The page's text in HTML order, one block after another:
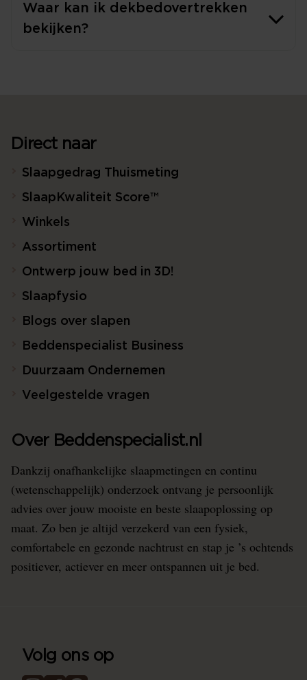
Waar kan ik dekbedovertrekken
bekijken?
Direct naar
Slaapgedrag Thuismeting
SlaapKwaliteit Score™
Winkels
Assortiment
Ontwerp jouw bed in 3D!
Slaapfysio
Blogs over slapen
Beddenspecialist Business
Duurzaam Ondernemen
Veelgestelde vragen
Over Beddenspecialist.nl
Dankzij onafhankelijke slaapmetingen en continu
(wetenschappelijk) onderzoek ontvang je persoonlijk
advies over jouw mooiste en beste slaapoplossing op
maat. Zo ben je altijd verzekerd van een fysiek,
comfortabele en gezonde nachtrust en stap je ’s ochtends
positiever, actiever en meer ontspannen uit je bed.
Volg ons op